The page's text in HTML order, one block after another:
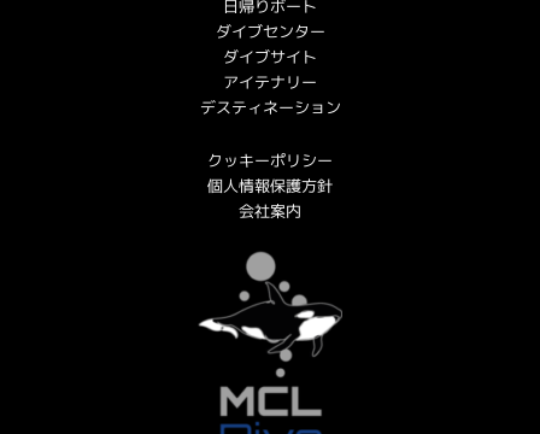
日帰りボート
ダイブセンター
ダイブサイト
アイテナリー
デスティネーション
クッキーポリシー
個人情報保護方針
会社案内